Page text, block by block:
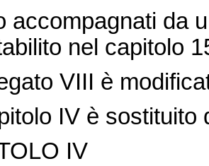
da
nel capitolo
VIII è
IV è sostituito
IV